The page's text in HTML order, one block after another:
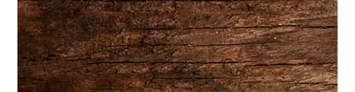
Autres Produits
Buffet
Contact